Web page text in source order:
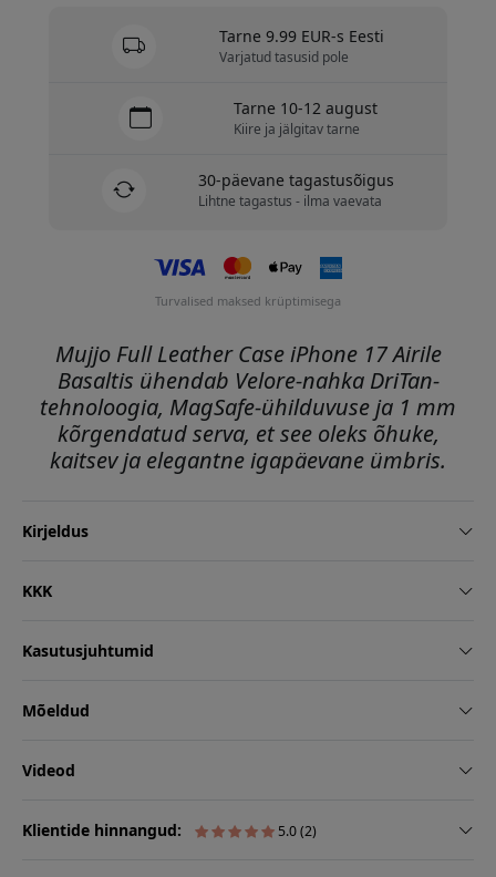
Tarne 9.99 EUR-s Eesti
Varjatud tasusid pole
Tarne 10-12 august
Kiire ja jälgitav tarne
30-päevane tagastusõigus
Lihtne tagastus - ilma vaevata
Turvalised maksed krüptimisega
Mujjo Full Leather Case iPhone 17 Airile
Basaltis ühendab Velore-nahka DriTan-
tehnoloogia, MagSafe-ühilduvuse ja 1 mm
kõrgendatud serva, et see oleks õhuke,
kaitsev ja elegantne igapäevane ümbris.
Kirjeldus
KKK
Kasutusjuhtumid
Mõeldud
Videod
Klientide hinnangud: 5.0 (2)